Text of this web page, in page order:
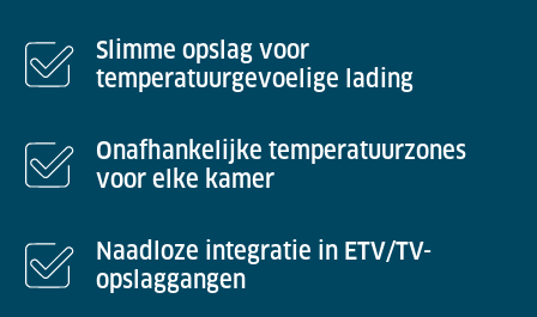
Slimme opslag voor
temperatuurgevoelige lading
Onafhankelijke temperatuurzones
voor elke kamer
Naadloze integratie in ETV/TV-
opslaggangen